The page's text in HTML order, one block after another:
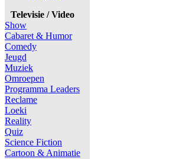
Televisie / Video
Show
Cabaret & Humor
Comedy
Jeugd
Muziek
Omroepen
Programma Leaders
Reclame
Loeki
Reality
Quiz
Science Fiction
Cartoon & Animatie